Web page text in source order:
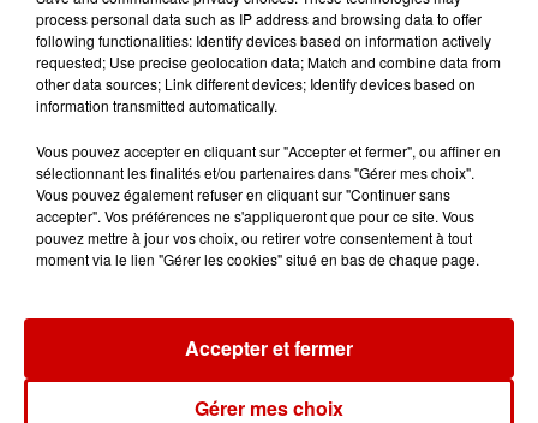
Destination Vacances - Gagnez
votre séjour en famille au cœur
de la...
Destination Vacances : inscrivez-
vous !
Newsletter
process personal data such as IP address and browsing data to offer
following functionalities: Identify devices based on information actively
requested; Use precise geolocation data; Match and combine data from
other data sources; Link different devices; Identify devices based on
information transmitted automatically.
Vous pouvez accepter en cliquant sur "Accepter et fermer", ou affiner en
sélectionnant les finalités et/ou partenaires dans "Gérer mes choix".
Vous pouvez également refuser en cliquant sur "Continuer sans
accepter". Vos préférences ne s'appliqueront que pour ce site. Vous
pouvez mettre à jour vos choix, ou retirer votre consentement à tout
moment via le lien "Gérer les cookies" situé en bas de chaque page.
Gérer mes choix
Accepter et fermer